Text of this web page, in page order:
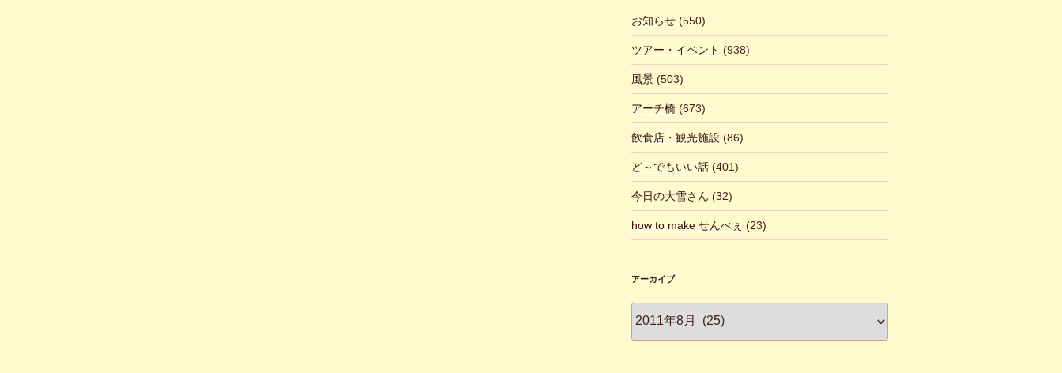
お知らせ(550)
ツアー・イベント (938)
風景(503)
アーチ橋(673)
飲食店・観光施設 (86)
ど～でもいい話(401)
今日の大雪さん (32)
how to make せんべぇ (23)
アーカイブ
ー
カ